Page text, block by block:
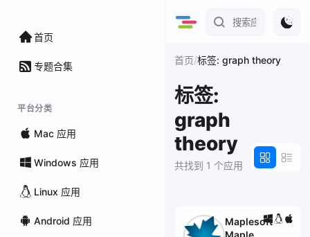
首页
专题合集
平台分类
Mac 应用
Windows 应用
Linux 应用
Android 应用
首页/标签: graph theory
标签:
graph
theory
共找到 1 个应用
Maplesoft
Maple